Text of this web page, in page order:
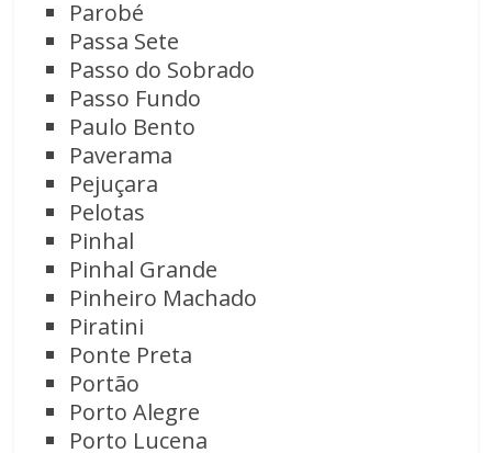
Parobé
Passa Sete
Passo do Sobrado
Passo Fundo
Paulo Bento
Paverama
Pejuçara
Pelotas
Pinhal
Pinhal Grande
Pinheiro Machado
Piratini
Ponte Preta
Portão
Porto Alegre
Porto Lucena